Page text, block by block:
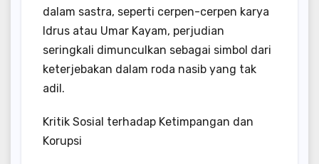
dalam sastra, seperti cerpen-cerpen karya
Idrus atau Umar Kayam, perjudian
seringkali dimunculkan sebagai simbol dari
keterjebakan dalam roda nasib yang tak
adil.
Kritik Sosial terhadap Ketimpangan dan
Korupsi